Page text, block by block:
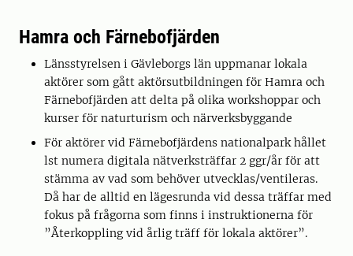
Hamra och Färnebofjärden
Länsstyrelsen i Gävleborgs län uppmanar lokala
aktörer som gått aktörsutbildningen för Hamra och
Färnebofjärden att delta på olika workshoppar och
kurser för naturturism och närverksbyggande
För aktörer vid Färnebofjärdens nationalpark hållet
lst numera digitala nätverksträffar 2 ggr/år för att
stämma av vad som behöver utvecklas/ventileras.
Då har de alltid en lägesrunda vid dessa träffar med
fokus på frågorna som finns i instruktionerna för
”Återkoppling vid årlig träff för lokala aktörer”.